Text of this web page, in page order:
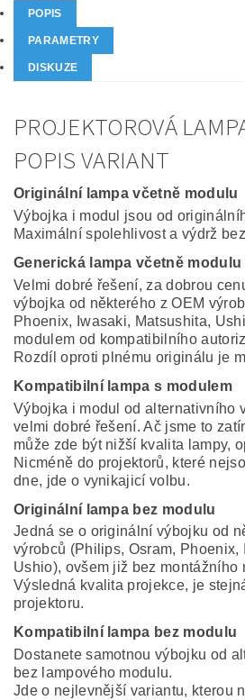
POPIS
PARAMETRY
DISKUZE
PROJEKTOROVÁ
POPIS VARIANT
Originální lampa včetně modulu
Výbojka i modul jsou od
Maximální spolehlivost a výdrž
Generická lampa včetně modulu
Velmi dobré řešení, za dobrou
výbojka od některého z OEM
Phoenix, Iwasaki, Matsushita,
modulem od kompatibilního
Rozdíl oproti plnému originálu je
Kompatibilní lampa s modulem
Výbojka i modul od alternativního
velmi dobré řešení. Ač jsme to
může zde být nižší kvalita lampy,
Nicméně do projektorů, které
dne, jde o vynikajicí volbu.
Originální lampa bez modulu
Jedná se o originální výbojku od
výrobců (Philips, Osram, Phoenix,
Ushio), ovšem již bez montážního
Výsledná kvalita projekce, je
projektoru.
Kompatibilní lampa bez modulu
Dostanete samotnou výbojku od
bez lampového modulu.
Jde o nejlevnější variantu, kterou